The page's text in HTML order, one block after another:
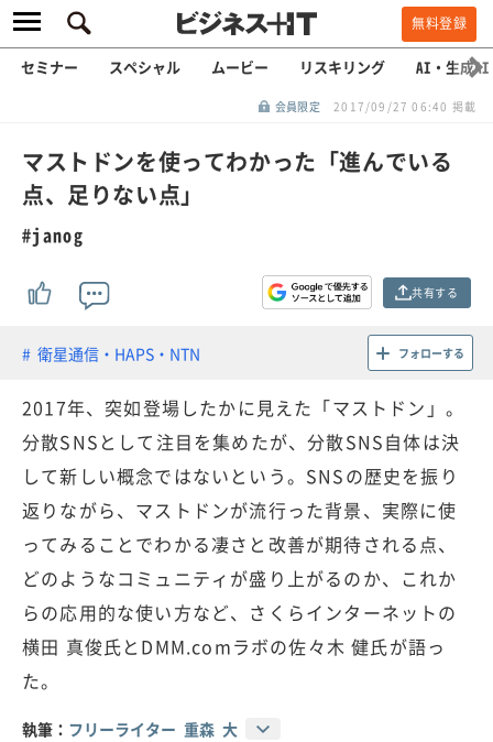
無料登録
セミナー スペシャル ムービー リスキリング AI・生成AI
会員限定 2017/09/27 06:40 掲載
マストドンを使ってわかった「進んでいる
点、足りない点」
#janog
共有する
衛星通信・HAPS・NTN フォローする
2017年、突如登場したかに見えた「マストドン」。
分散SNSとして注目を集めたが、分散SNS自体は決
して新しい概念ではないという。SNSの歴史を振り
返りながら、マストドンが流行った背景、実際に使
ってみることでわかる凄さと改善が期待される点、
どのようなコミュニティが盛り上がるのか、これか
らの応用的な使い方など、さくらインターネットの
横田 真俊氏とDMM.comラボの佐々木 健氏が語っ
た。
執筆： フリーライター 重森 大